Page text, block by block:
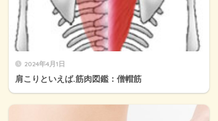
2024年4月1日
肩こりといえば.筋肉図鑑：僧帽筋